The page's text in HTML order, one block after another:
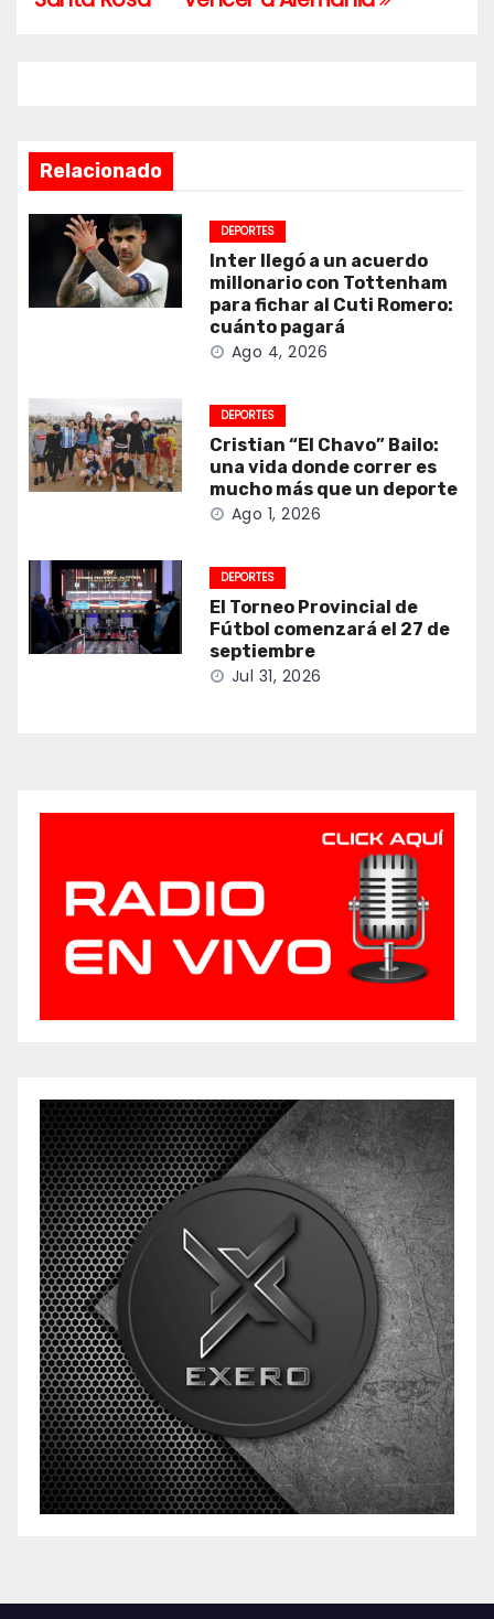
Relacionado
DEPORTES
Inter llegó a un acuerdo
millonario con Tottenham
para fichar al Cuti Romero:
cuánto pagará
Ago 4, 2026
DEPORTES
Cristian “El Chavo” Bailo:
una vida donde correr es
mucho más que un deporte
Ago 1, 2026
DEPORTES
El Torneo Provincial de
Fútbol comenzará el 27 de
septiembre
Jul 31, 2026